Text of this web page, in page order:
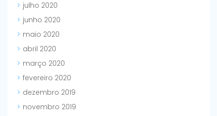
julho 2020
junho 2020
maio 2020
abril 2020
março 2020
fevereiro 2020
dezembro 2019
novembro 2019